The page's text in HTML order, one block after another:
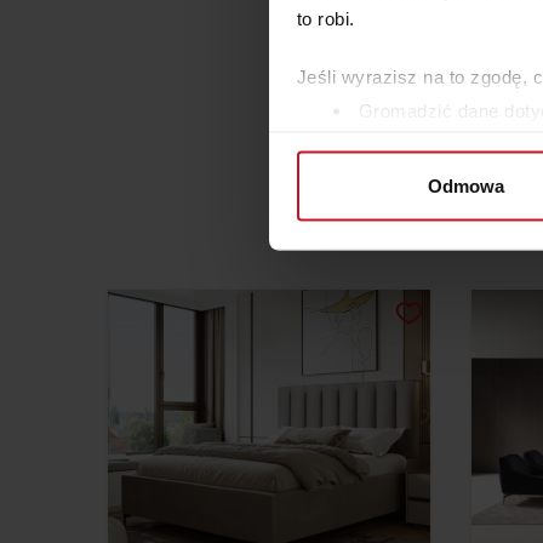
to robi.
Jeśli wyrazisz na to zgodę,
Gromadzić dane
Dowiedz się więcej
Wykorzystujemy pliki
ruch w naszej witrynie.
reklamowym i
uzyskanymi podczas
Odmowa